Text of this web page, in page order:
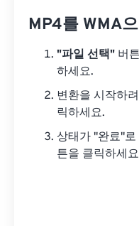
MP4를 WMA
"파일 선택" 버
하세요.
변환을 시작하
릭하세요.
상태가 "완료"로
튼을 클릭하세